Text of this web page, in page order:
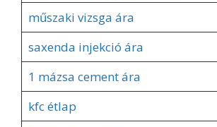
műszaki vizsga ára
saxenda injekció ára
1 mázsa cement ára
kfc étlap